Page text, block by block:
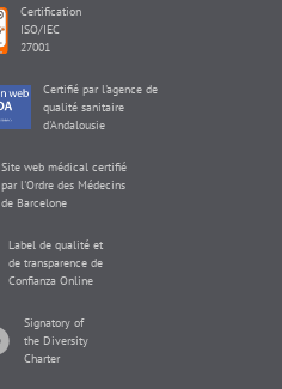
Certification
ISO/IEC
27001
Certifié par l'agence de
qualité sanitaire
d'Andalousie
Site web médical certifié
par l'Ordre des Médecins
de Barcelone
Label de qualité et
de transparence de
Confianza Online
Signatory of
the Diversity
Charter